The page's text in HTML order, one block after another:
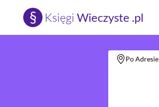
§ Księgi Wieczyste .pl
Po Adresie